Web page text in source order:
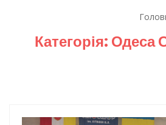
Інновації в техніці: Воркшоп для
Успіхи одеситів на європейському
Нічна атака на Одесу:
Категорія: Одеса